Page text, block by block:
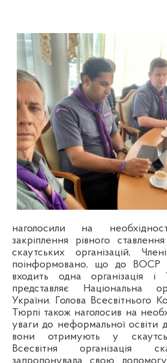
наголосили на
закріплення рівного
скаутських організацій,
поінформовано, що до ВОСР
входить одна організація
представляє Національна
України. Голова Всесвітнього
Тюрпі також наголосив на
уваги до неформальної освіти
вони отримують у
Всесвітня організація